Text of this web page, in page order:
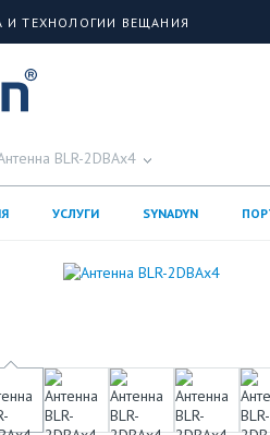
И ТЕХНОЛОГИИ ВЕЩАНИЯ
BLR-2DBAx4
УСЛУГИ SYNADYN